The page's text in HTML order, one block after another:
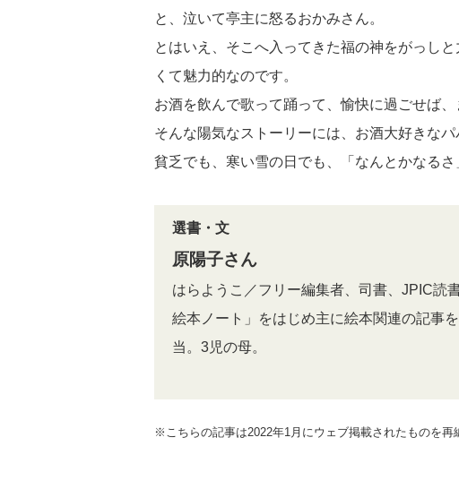
と、泣いて亭主に怒るおかみさん。
とはいえ、そこへ入ってきた福の神をがっし
くて魅力的なのです。
お酒を飲んで歌って踊って、愉快に過ごせば、
そんな陽気なストーリーには、お酒大好きな
貧乏でも、寒い雪の日でも、「なんとかなる
選書・文
原陽子さん
はらようこ／フリー編集者、司書、JPIC読
絵本ノート」をはじめ主に絵本関連の記事
当。3児の母。
※こちらの記事は2022年1月にウェブ掲載されたものを再